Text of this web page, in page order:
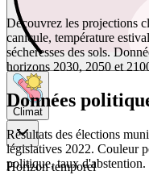
Climat
Horizon temporel
Découvrez les projections
canicule, température
sécheresses des sols.
horizons 2030, 2050 et
Données
Résultats des élections
législatives 2022. Couleur
politique, taux d'abstention.